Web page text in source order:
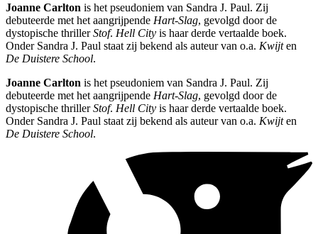
Joanne Carlton is het pseudoniem van Sandra J. Paul. Zij
debuteerde met het aangrijpende Hart-Slag, gevolgd door de
dystopische thrillerStof. Hell City is haar derde vertaalde boek.
Onder Sandra J. Paul staat zij bekend als auteur van o.a. Kwijten
De Duistere School.
Joanne Carlton is het pseudoniem van Sandra J. Paul. Zij
debuteerde met het aangrijpende Hart-Slag, gevolgd door de
dystopische thrillerStof. Hell City is haar derde vertaalde boek.
Onder Sandra J. Paul staat zij bekend als auteur van o.a. Kwijten
De Duistere School.